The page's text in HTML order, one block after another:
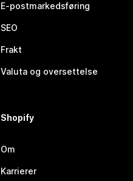
E-postmarkedsføring
SEO
Frakt
Valuta og oversettelse
Shopify
Om
Karrierer